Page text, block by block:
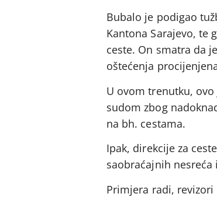
Bubalo je podigao
Kantona Sarajevo, te
ceste. On smatra da
oštećenja
U ovom trenutku,
sudom zbog
na bh. cestama.
Ipak, direkcije za
saobraćajnih
Primjera radi, revizori